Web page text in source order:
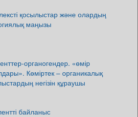
қосылыстар және олардың
маңызы
органогендер. «өмір
Көміртек – органикалық
негізін құраушы
байланыс